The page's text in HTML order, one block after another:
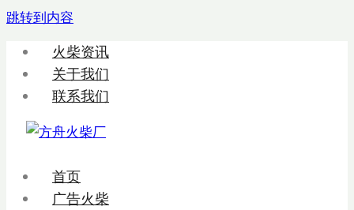
跳转到内容
火柴资讯
关于我们
联系我们
首页
广告火柴